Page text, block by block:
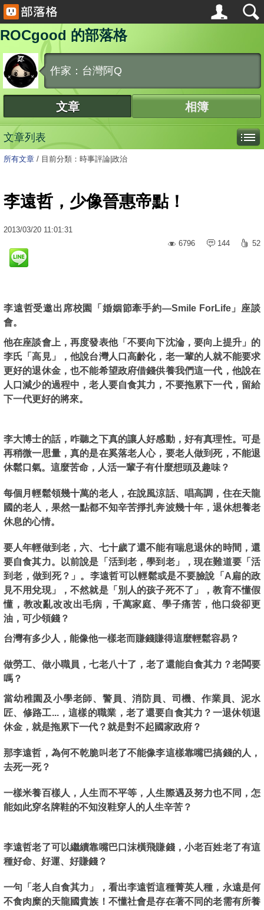
ROCgood 的部落格
作家：台灣阿Q
文章 相簿
文章列表
所有文章 / 目前分類：時事評論|政治
李遠哲，少像晉惠帝點！
2013/03/20 11:01:31
6796
144 52
李遠哲受邀出席校園「婚姻節牽手約—Smile ForLife」座談
會。
他在座談會上，再度發表他「不要向下沈淪，要向上提升」的
李氏「高見」，他說台灣人口高齡化，老一輩的人就不能要求
更好的退休金，也不能希望政府借錢供養我們這一代，他說在
人口減少的過程中，老人要自食其力，不要拖累下一代，留給
下一代更好的將來。
李大博士的話，咋聽之下真的讓人好感動，好有真理性。可是
再稍微一思量，真的是在奚落老人心，要老人做到死，不能退
休鬆口氣。這麼苦命，人活一輩子有什麼想頭及趣味？
每個月輕鬆領幾十萬的老人，在說風涼話、唱高調，住在天龍
國的老人，果然一點都不知辛苦掙扎奔波幾十年，退休想養老
休息的心情。
要人年輕做到老，六、七十歲了還不能有喘息退休的時間，還
要自食其力。以前說是「活到老，學到老」，現在難道要「活
到老，做到死？」。李遠哲可以輕鬆或是不要臉說「A扁的政
見不用兌現」，不然就是「別人的孩子死不了」，教育不懂假
懂，教改亂改改出毛病，千萬家庭、學子痛苦，他口袋卻更
油，可少領錢？
台灣有多少人，能像他一樣老而賺錢賺得這麼輕鬆容易？
做勞工、做小職員，七老八十了，老了還能自食其力？老闆要
嗎？
當幼稚園及小學老師、警員、消防員、司機、作業員、泥水
匠、修路工...，這樣的職業，老了還要自食其力？一退休領退
休金，就是拖累下一代？就是對不起國家政府？
那李遠哲，為何不乾脆叫老了不能像李這樣靠嘴巴搞錢的人，
去死一死？
一樣米養百樣人，人生而不平等，人生際遇及努力也不同，怎
能如此穿名牌鞋的不知沒鞋穿人的人生辛苦？
李遠哲老了可以繼續靠嘴巴口沫橫飛賺錢，小老百姓老了有這
種好命、好運、好賺錢？
一句「老人自食其力」，看出李遠哲這種菁英人種，永遠是何
不食肉糜的天龍國貴族！不懂社會是存在著不同的老需有所養